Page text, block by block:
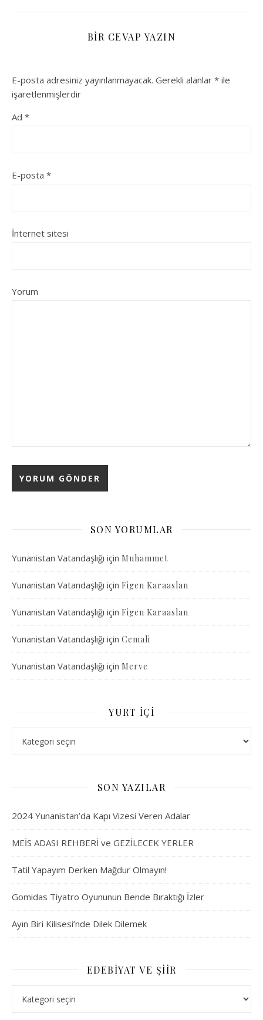
BIR CEVAP YAZIN
E-posta adresiniz yayınlanmayacak. Gerekli alanlar * ile
işaretlenmişlerdir
Ad *
E-posta *
İnternet sitesi
Yorum
SON YORUMLAR
Yunanistan Vatandaşlığı için Muhammet
Yunanistan Vatandaşlığı için Figen Karaaslan
Yunanistan Vatandaşlığı için Figen Karaaslan
Yunanistan Vatandaşlığı için Cemali
Yunanistan Vatandaşlığı için Merve
YURT İÇI
SON YAZILAR
2024 Yunanistan’da Kapı Vizesi Veren Adalar
MEİS ADASI REHBERİ ve GEZİLECEK YERLER
Tatil Yapayım Derken Mağdur Olmayın!
Gomidas Tiyatro Oyununun Bende Bıraktığı İzler
Ayın Biri Kilisesi’nde Dilek Dilemek
EDEBIYAT VE ŞIIR